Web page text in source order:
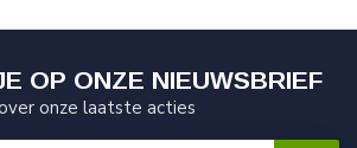
OP ONZE NIEUWSBRIEF
onze laatste acties